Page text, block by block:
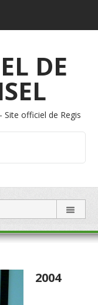
DE
Site officiel de Regis
2004